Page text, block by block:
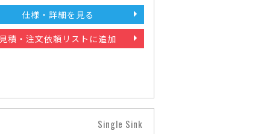
仕様・詳細を見る
見積・注文依頼リストに追加
Single Sink